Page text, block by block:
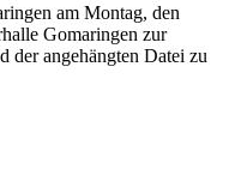
am Montag, den
Gomaringen zur
der angehängten Datei zu